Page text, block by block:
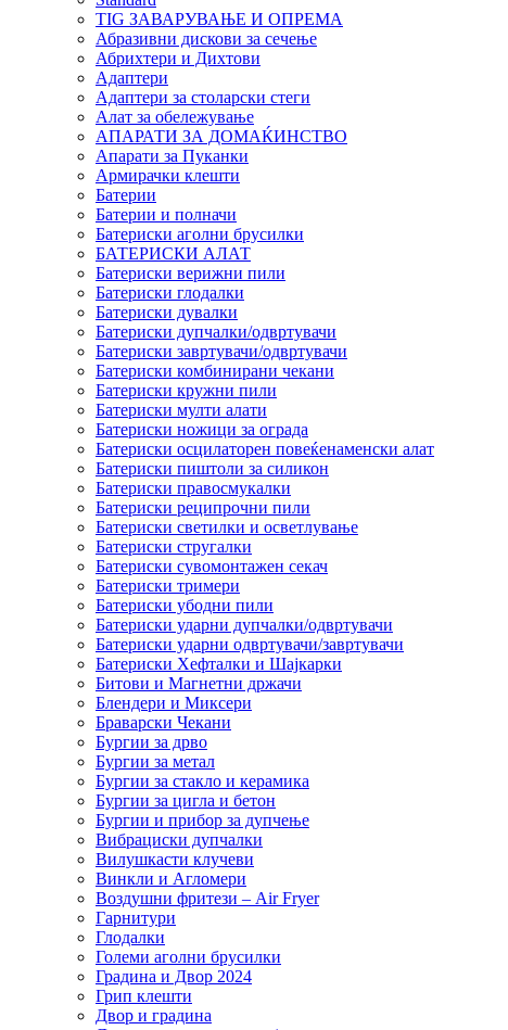
TIG ЗАВАРУВАЊЕ И ОПРЕМА
Абразивни дискови за сечење
Абрихтери и Дихтови
Адаптери
Адаптери за столарски стеги
Алат за обележување
АПАРАТИ ЗА ДОМАЌИНСТВО
Апарати за Пуканки
Армирачки клешти
Батерии
Батерии и полначи
Батериски аголни брусилки
БАТЕРИСКИ АЛАТ
Батериски верижни пили
Батериски глодалки
Батериски дувалки
Батериски дупчалки/одвртувачи
Батериски завртувачи/одвртувачи
Батериски комбинирани чекани
Батериски кружни пили
Батериски мулти алати
Батериски ножици за ограда
Батериски осцилаторен повеќенаменски алат
Батериски пиштоли за силикон
Батериски правосмукалки
Батериски реципрочни пили
Батериски светилки и осветлување
Батериски стругалки
Батериски сувомонтажен секач
Батериски тримери
Батериски убодни пили
Батериски ударни дупчалки/одвртувачи
Батериски ударни одвртувачи/завртувачи
Батериски Хефталки и Шајкарки
Битови и Магнетни држачи
Блендери и Миксери
Браварски Чекани
Бургии за дрво
Бургии за метал
Бургии за стакло и керамика
Бургии за цигла и бетон
Бургии и прибор за дупчење
Вибрациски дупчалки
Вилушкасти клучеви
Винкли и Агломери
Воздушни фритези – Air Fryer
Гарнитури
Глодалки
Големи аголни брусилки
Градина и Двор 2024
Грип клешти
Двор и градина